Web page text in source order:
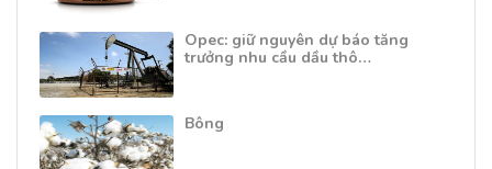
Opec: giữ nguyên dự báo tăng
trưởng nhu cầu dầu thô…
Bông